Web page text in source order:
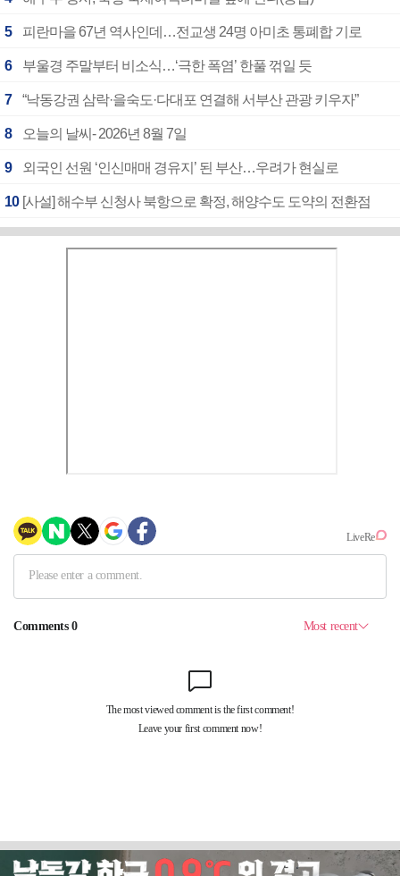
5 피란마을 67년 역사인데…전교생 24명 아미초 통폐합 기로
6 부울경 주말부터 비소식…‘극한 폭염’ 한풀 꺾일 듯
7 “낙동강권 삼락·을숙도·다대포 연결해 서부산 관광 키우자”
8 오늘의 날씨- 2026년 8월 7일
9 외국인 선원 ‘인신매매 경유지’ 된 부산…우려가 현실로
10 [사설] 해수부 신청사 북항으로 확정, 해양수도 도약의 전환점